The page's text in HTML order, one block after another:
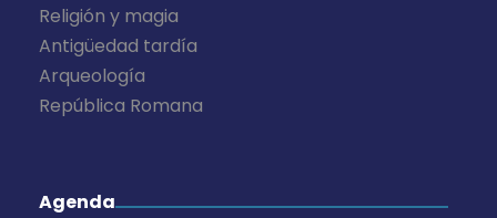
Religión y magia
Antigüedad tardía
Arqueología
República Romana
Agenda